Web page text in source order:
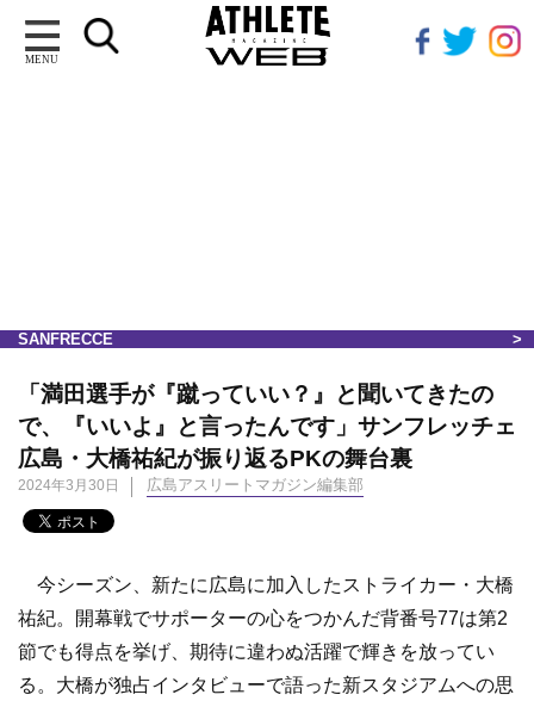
MENU
SANFRECCE
「満田選手が『蹴っていい？』と聞いてきたの
で、『いいよ』と言ったんです」サンフレッチェ
広島・大橋祐紀が振り返るPKの舞台裏
2024年3月30日 広島アスリートマガジン編集部
今シーズン、新たに広島に加入したストライカー・大橋
祐紀。開幕戦でサポーターの心をつかんだ背番号77は第2
節でも得点を挙げ、期待に違わぬ活躍で輝きを放ってい
る。大橋が独占インタビューで語った新スタジアムへの思